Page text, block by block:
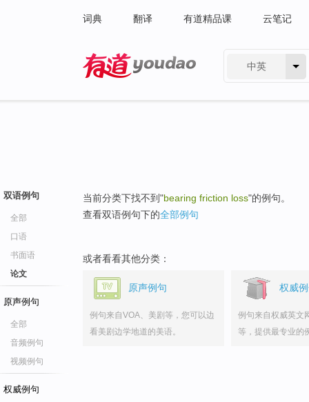
词典 翻译 有道精品课 云笔记
中英
双语例句
全部
口语
书面语
论文
原声例句
全部
音频例句
视频例句
权威例句
当前分类下找不到"bearing friction loss"的例句。
查看双语例句下的全部例句
或者看看其他分类：
原声例句
例句来自VOA、美剧等，您可以边
看美剧边学地道的美语。
权威
例句来自权威英文
等，提供最专业的